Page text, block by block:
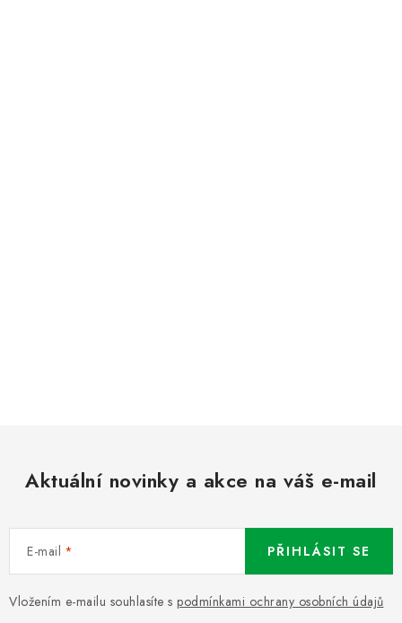
Aktuální novinky a akce na váš e-mail
E-mail
Vložením e-mailu souhlasíte s podmínkami ochrany osobních údajů
PŘIHLÁSIT SE